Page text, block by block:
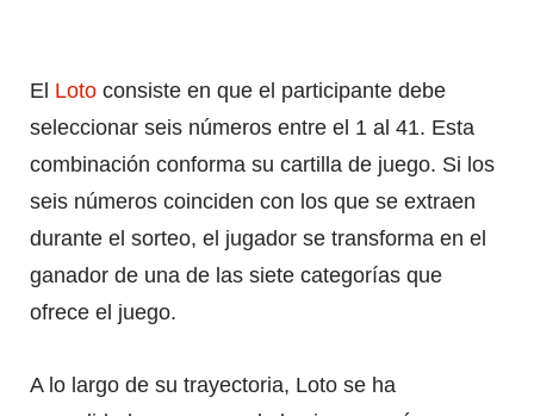
El Loto consiste en que el participante debe
seleccionar seis números entre el 1 al 41. Esta
combinación conforma su cartilla de juego. Si los
seis números coinciden con los que se extraen
durante el sorteo, el jugador se transforma en el
ganador de una de las siete categorías que
ofrece el juego.
A lo largo de su trayectoria, Loto se ha